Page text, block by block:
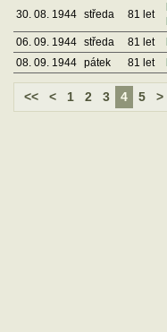
30. 08. 1944 středa 81 let
06. 09. 1944 středa 81 let
08. 09. 1944 pátek 81 let
<< < 1 2 3 4 5 >